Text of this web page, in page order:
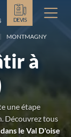
DEVIS
MONTMAGNY
à
une étape
Découvrez tous
le Val D'oise